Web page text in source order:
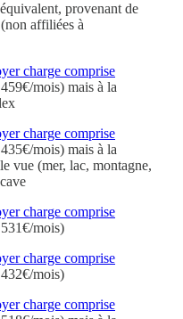
provenant de
affiliées à
charge comprise
mois) mais à la
charge comprise
mois) mais à la
vue (mer, lac, montagne,
charge comprise
mois)
charge comprise
mois)
charge comprise